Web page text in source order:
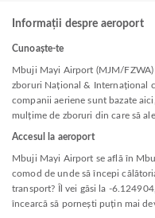
Informații despre aeroport
Cunoaște-te
Mbuji Mayi Airport (MJM/
zboruri Național & Internațional
companii aeriene sunt bazate
mulțime de zboruri din care să
Accesul la aeroport
Mbuji Mayi Airport se află în
comod de unde să începi
transport? Îl vei găsi la -
încearcă să pornești puțin mai